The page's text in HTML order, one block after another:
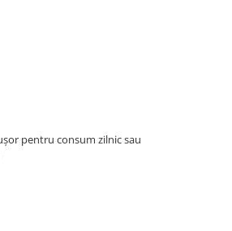
pentru consum zilnic sau